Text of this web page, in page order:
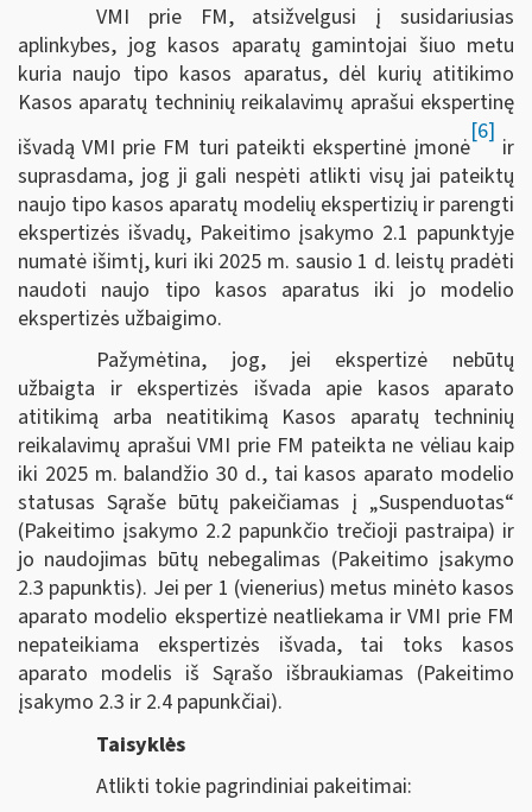
VMI prie FM, atsižvelgusi į susidariusias
aplinkybes, jog kasos aparatų gamintojai šiuo metu
kuria naujo tipo kasos aparatus, dėl kurių atitikimo
Kasos aparatų techninių reikalavimų aprašui ekspertinę
išvadą VMI prie FM turi pateikti ekspertinė įmonė
[6]
ir
suprasdama, jog ji gali nespėti atlikti visų jai pateiktų
naujo tipo kasos aparatų modelių ekspertizių ir parengti
ekspertizės išvadų, Pakeitimo įsakymo 2.1 papunktyje
numatė išimtį, kuri iki 2025 m. sausio 1 d. leistų pradėti
naudoti naujo tipo kasos aparatus iki jo modelio
ekspertizės užbaigimo.
Pažymėtina, jog, jei ekspertizė nebūtų
užbaigta ir ekspertizės išvada apie kasos aparato
atitikimą arba neatitikimą Kasos aparatų techninių
reikalavimų aprašui VMI prie FM pateikta ne vėliau kaip
iki 2025 m. balandžio 30 d., tai kasos aparato modelio
statusas Sąraše būtų pakeičiamas į „Suspenduotas“
(Pakeitimo įsakymo 2.2 papunkčio trečioji pastraipa) ir
jo naudojimas būtų nebegalimas (Pakeitimo įsakymo
2.3 papunktis). Jei per 1 (vienerius) metus minėto kasos
aparato modelio ekspertizė neatliekama ir VMI prie FM
nepateikiama ekspertizės išvada, tai toks kasos
aparato modelis iš Sąrašo išbraukiamas (Pakeitimo
įsakymo 2.3 ir 2.4 papunkčiai).
Taisyklės
Atlikti tokie pagrindiniai pakeitimai: